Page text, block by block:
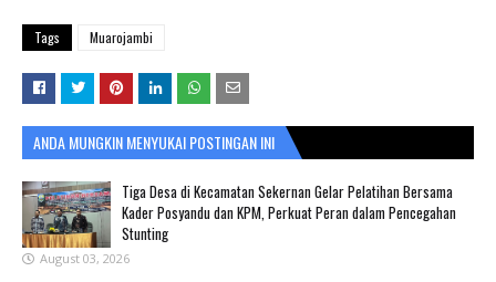
Tags Muarojambi
ANDA MUNGKIN MENYUKAI POSTINGAN INI
Tiga Desa di Kecamatan Sekernan Gelar Pelatihan Bersama
Kader Posyandu dan KPM, Perkuat Peran dalam Pencegahan
Stunting
August 03, 2026